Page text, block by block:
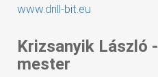
www.drill-bit.eu
Krizsanyik László
mester